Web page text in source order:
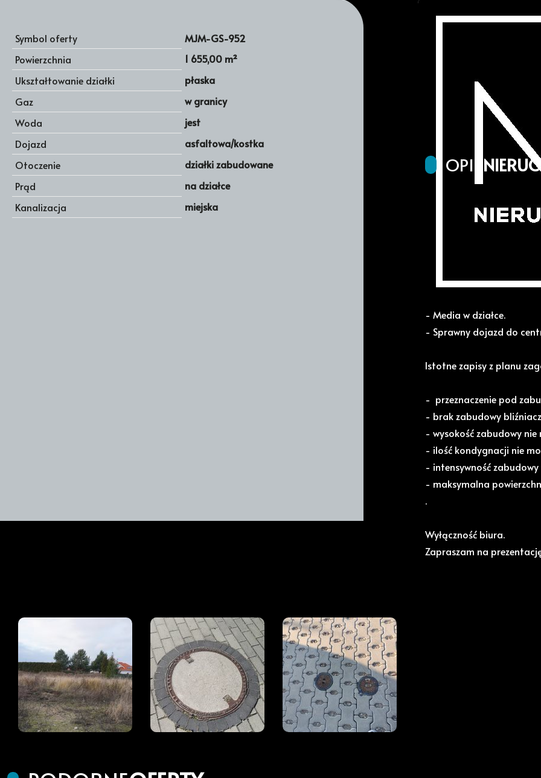
Symbol oferty
MJM-GS-952
Powierzchnia
1 655,00 m²
Ukształtowanie działki
płaska
Gaz
w granicy
Woda
jest
Dojazd
asfaltowa/kostka
Otoczenie
działki zabudowane
Prąd
na działce
Kanalizacja
miejska
OPIS
WYJĄTKOWA OFERTA
- Powierzchnia 1655m2
- Media w działce.
- Sprawny dojazd do
Istotne zapisy z planu
- przeznaczenie pod
- brak zabudowy
- wysokość zabudowy
- ilość kondygnacji nie
- intensywność
- maksymalna
.
Wyłączność biura.
Zapraszam na